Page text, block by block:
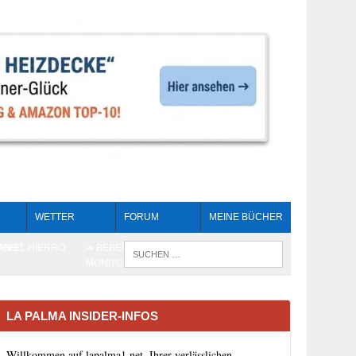
WETTER FORUM MEINE BÜCHER
LA PALMA INSIDER-INFOS